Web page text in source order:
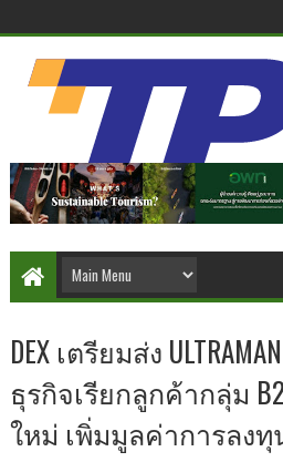
DEX เตรียมส่ง
ธุรกิจเรียกลูกค้ากลุ่ม
ใหม่ เพิ่มมูลค่าการลงทุ